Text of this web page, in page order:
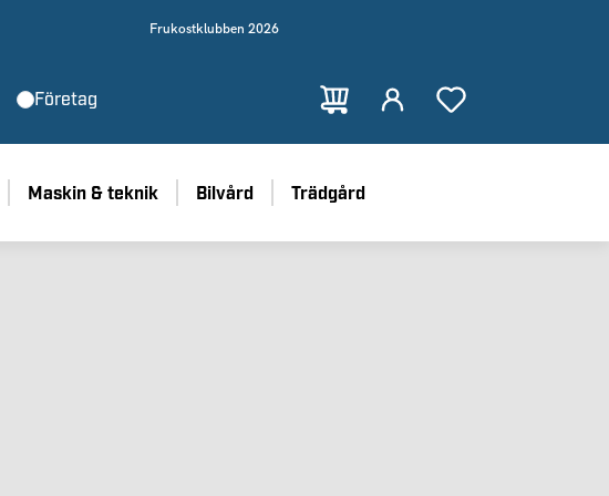
Frukostklubben 2026
Företag
Maskin & teknik Bilvård Trädgård